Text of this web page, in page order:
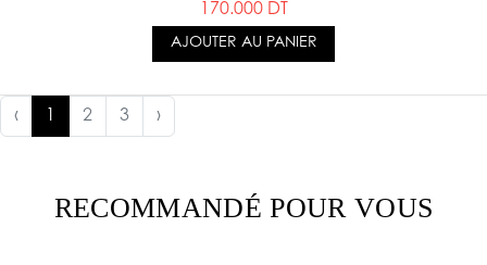
170.000 DT
AJOUTER AU PANIER
‹ 1 2 3 ›
RECOMMANDÉ POUR VOUS